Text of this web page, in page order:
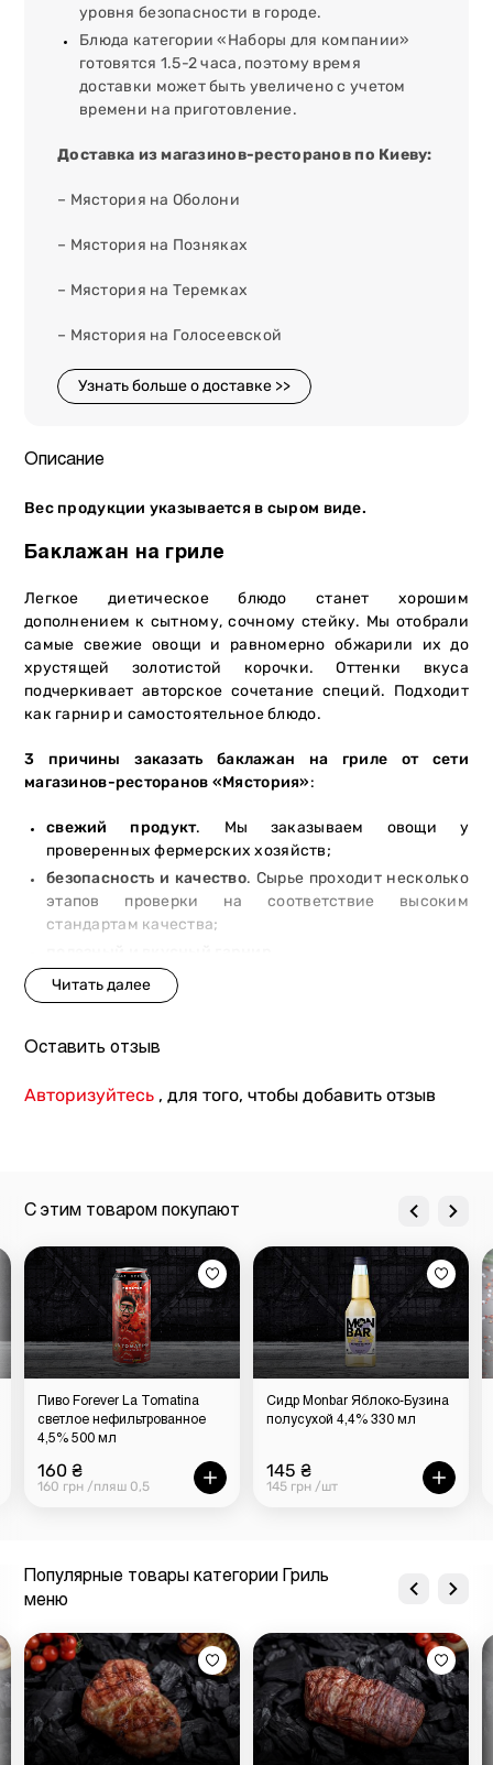
уровня безопасности в городе.
Блюда категории «Наборы для компании»
готовятся 1.5-2 часа, поэтому время
доставки может быть увеличено с учетом
времени на приготовление.
Доставка из магазинов-ресторанов по Киеву:
– Мястория на Оболони
– Мястория на Позняках
– Мястория на Теремках
– Мястория на Голосеевской
Узнать больше о доставке >>
Описание
Вес продукции указывается в сыром виде.
Баклажан на гриле
Легкое диетическое блюдо станет хорошим
дополнением к сытному, сочному стейку. Мы отобрали
самые свежие овощи и равномерно обжарили их до
хрустящей золотистой корочки. Оттенки вкуса
подчеркивает авторское сочетание специй. Подходит
как гарнир и самостоятельное блюдо.
3 причины заказать баклажан на гриле от сети
магазинов-ресторанов «Мястория»:
свежий продукт. Мы заказываем овощи у
проверенных фермерских хозяйств;
безопасность и качество. Сырье проходит несколько
этапов проверки на соответствие высоким
стандартам качества;
Заказывайте баклажан на гриле от Мястории, чтобы мы
«Мястории» бережно упакуют блюдо, чтобы оно
ароматным.
Оставить отзыв
Авторизуйтесь , для того, чтобы добавить отзыв
С этим товаром покупают
Пиво Forever La Tomatina
светлое нефильтрованное
4,5% 500 мл
160 ₴
160 грн /пляш 0,5
Сидр Monbar Яблоко-Бузина
полусухой 4,4% 330 мл
145 ₴
145 грн /шт
Популярные товары категории Гриль
меню